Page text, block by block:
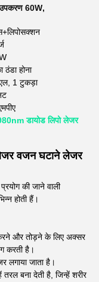
60W,
ठंडा होना
1 टुकड़ा
डायोड लिपो लेजर
वजन घटाने लेजर
की जाने वाली
होती हैं।
और तोड़ने के लिए अक्सर
करती है।
लगाया जाता है।
बना देती है, जिन्हें शरीर